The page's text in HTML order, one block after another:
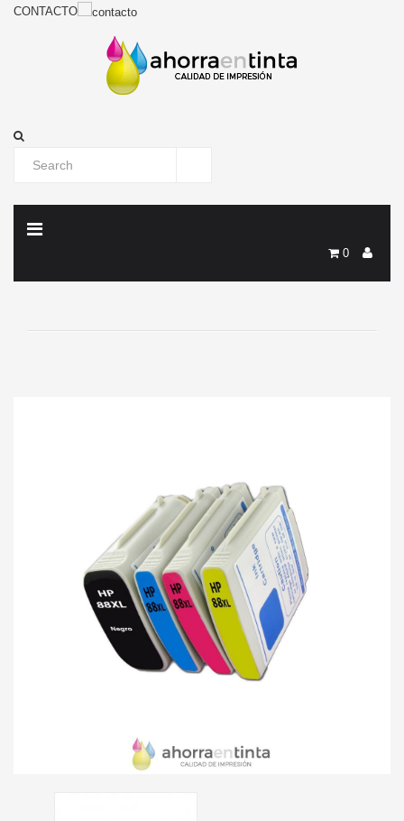
CONTACTO
0